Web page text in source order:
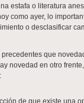
estafa o literatura
como ayer, lo
o desclasificar
que
novedad en otro
de que existe una